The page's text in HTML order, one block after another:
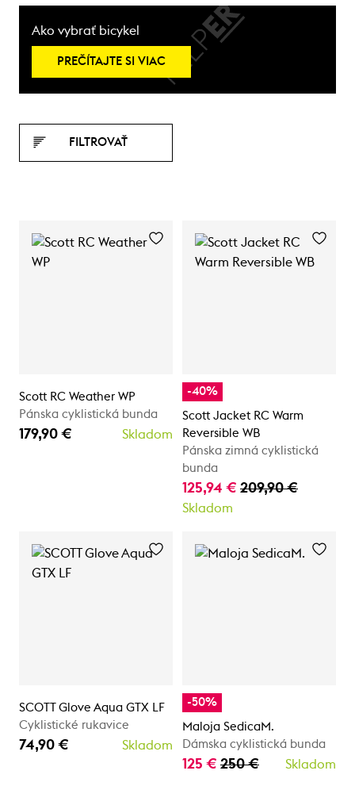
Ako vybrať bicykel
PREČÍTAJTE SI VIAC
FILTROVAŤ
Scott RC Weather WP
Pánska cyklistická bunda
179,90 € Skladom
-40%
Scott Jacket RC Warm
Reversible WB
Pánska zimná cyklistická
bunda
125,94 € 209,90 €
Skladom
SCOTT Glove Aqua GTX LF
Cyklistické rukavice
74,90 € Skladom
-50%
Maloja SedicaM.
Dámska cyklistická bunda
125 € 250 € Skladom